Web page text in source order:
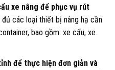
xe nâng để phục vụ rút
các loại thiết bị nâng hạ cần
bao gồm: xe cẩu, xe
để thực hiện đơn giản và